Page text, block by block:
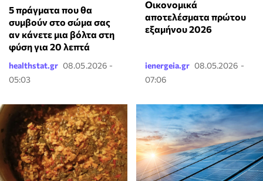
5 πράγματα που θα
συμβούν στο σώμα σας
αν κάνετε μια βόλτα στη
φύση για 20 λεπτά
healthstat.gr 08.05.2026 -
05:03
Οικονομικά
αποτελέσματα πρώτου
εξαμήνου 2026
ienergeia.gr 08.05.2026 -
07:06